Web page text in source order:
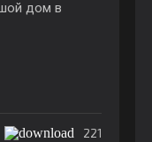
дом в
221